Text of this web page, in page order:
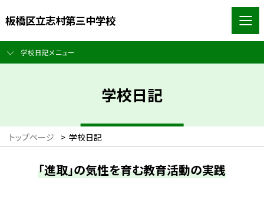
板橋区立志村第三中学校
学校日記メニュー
学校日記
トップページ > 学校日記
「進取」の気性を育む教育活動の実践